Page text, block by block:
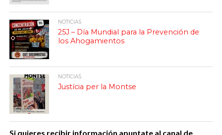
NOTICIAS
25J – Día Mundial para la Prevención de
los Ahogamientos
NOTICIAS
Justícia per la Montse
Si quieres recibir información apuntate al canal de